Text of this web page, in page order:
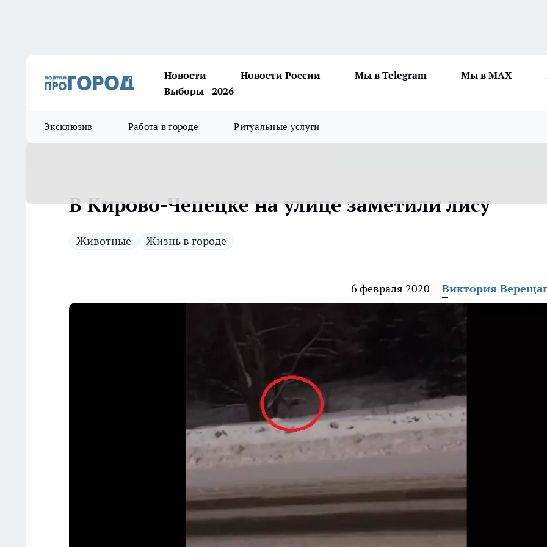
Новости Новости России Мы в Telegram Мы в MAX
Выборы - 2026
Эксклюзив Работа в городе Ритуальные услуги
В Кирово-Чепецке на улице заметили лису
Животные Жизнь в городе
6 февраля 2020 Виктория